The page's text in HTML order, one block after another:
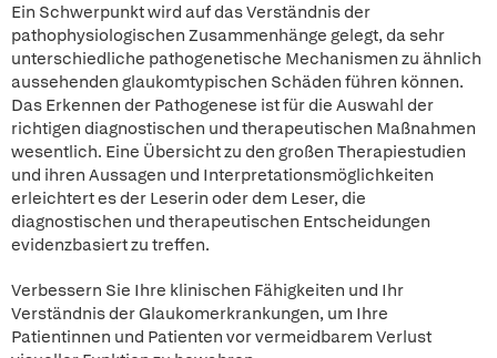
Ein Schwerpunkt wird auf das Verständnis der
pathophysiologischen Zusammenhänge gelegt, da sehr
unterschiedliche pathogenetische Mechanismen zu ähnlich
aussehenden glaukomtypischen Schäden führen können.
Das Erkennen der Pathogenese ist für die Auswahl der
richtigen diagnostischen und therapeutischen Maßnahmen
wesentlich. Eine Übersicht zu den großen Therapiestudien
und ihren Aussagen und Interpretationsmöglichkeiten
erleichtert es der Leserin oder dem Leser, die
diagnostischen und therapeutischen Entscheidungen
evidenzbasiert zu treffen.
Verbessern Sie Ihre klinischen Fähigkeiten und Ihr
Verständnis der Glaukomerkrankungen, um Ihre
Patientinnen und Patienten vor vermeidbarem Verlust